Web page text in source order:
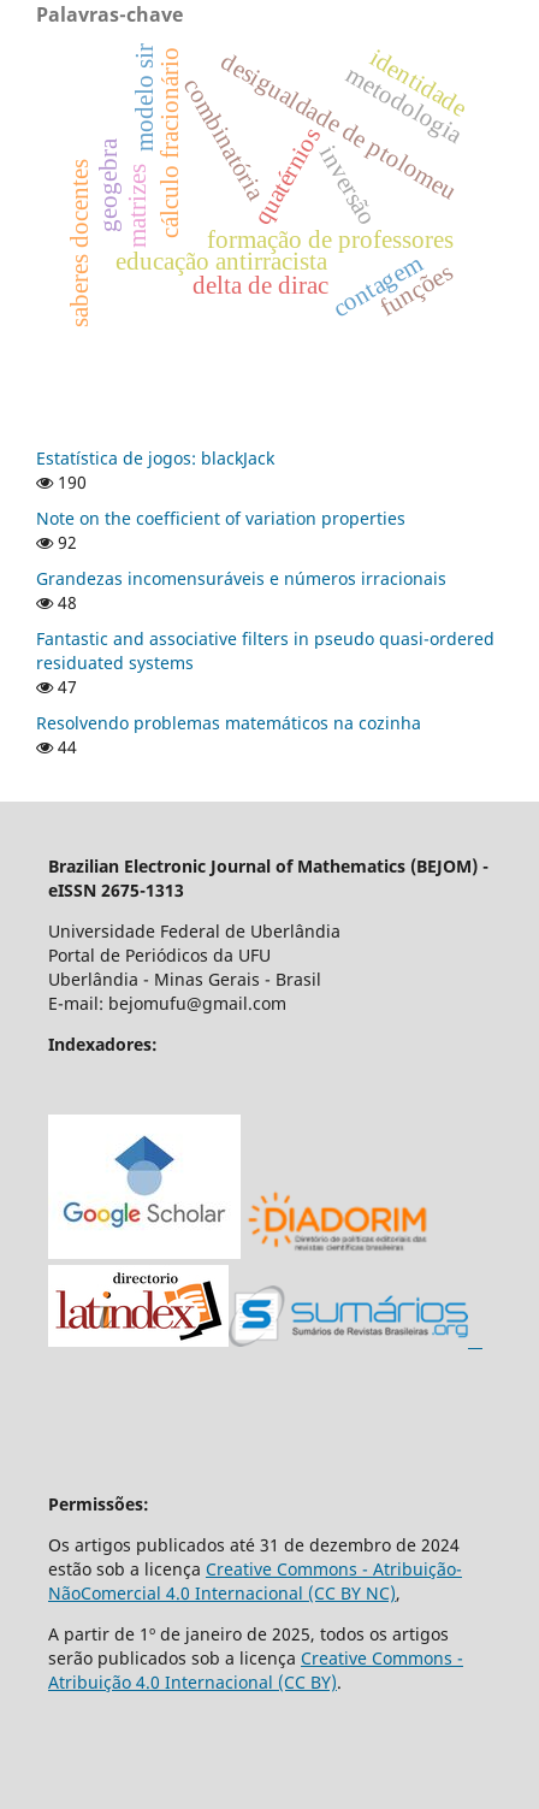
Palavras-chave
formação de professores
educação antirracista
saberes docentes
cálculo fracionário quatérnios
desigualdade de ptolomeu
inversão
delta de dirac
combinatória
matrizes
contagem
geogebra
modelo sir
funções
metodologia
identidade
Estatística de jogos: blackJack
190
Note on the coefficient of variation properties
92
Grandezas incomensuráveis e números irracionais
48
Fantastic and associative filters in pseudo quasi-ordered
residuated systems
47
Resolvendo problemas matemáticos na cozinha
44
Brazilian Electronic Journal of Mathematics (BEJOM) -
eISSN 2675-1313
Universidade Federal de Uberlândia
Portal de Periódicos da UFU
Uberlândia - Minas Gerais - Brasil
E-mail: bejomufu@gmail.com
Indexadores:
Permissões:
Os artigos publicados até 31 de dezembro de 2024
estão sob a licença Creative Commons - Atribuição-
NãoComercial 4.0 Internacional (CC BY NC),
A partir de 1º de janeiro de 2025, todos os artigos
serão publicados sob a licença Creative Commons -
Atribuição 4.0 Internacional (CC BY).